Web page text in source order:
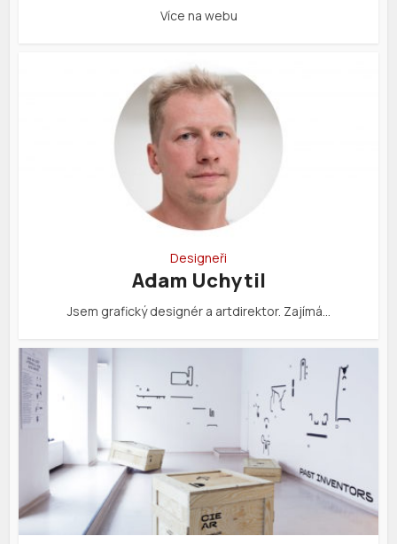
Více na webu
Designeři
Adam Uchytil
Jsem grafický designér a artdirektor. Zajímá…